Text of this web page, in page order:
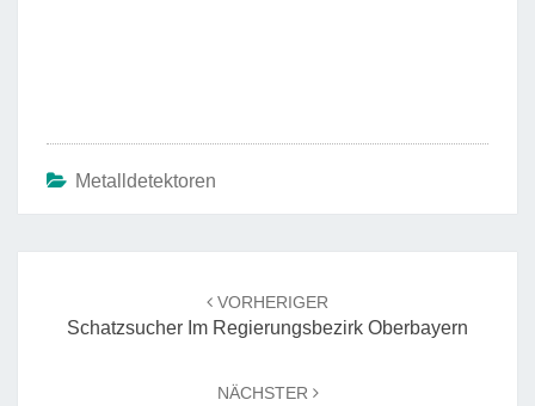
Metalldetektoren
VORHERIGER
Schatzsucher Im Regierungsbezirk Oberbayern
NÄCHSTER